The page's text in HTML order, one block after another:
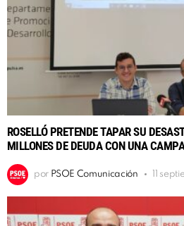
ROSELLÓ PRETENDE TAPAR SU
MILLONES DE DEUDA CON UNA
por PSOE Comunicación 11